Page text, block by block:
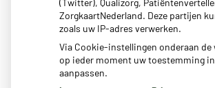
14:30tot
- 17:00
(Twitter), Qualizorg,
ZorgkaartNederland. Deze partijen
zoals uw IP-adres verwerken.
Via Cookie-instellingen onderaan de
op ieder moment uw toestemming
aanpassen.